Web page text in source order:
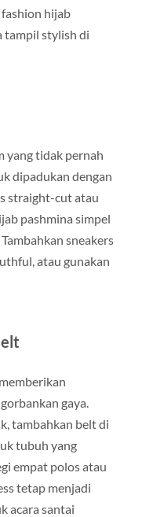
hijab
tampil stylish di
yang tidak pernah
dipadukan dengan
straight-cut atau
pashmina simpel
sneakers
atau gunakan
gaya.
tambahkan belt di
tubuh yang
empat polos atau
tetap menjadi
acara santai